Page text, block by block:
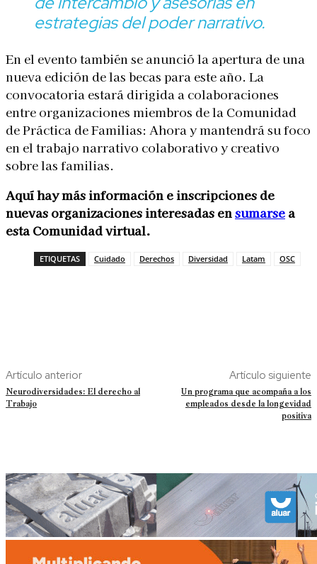
estrategias del poder narrativo.
En el evento también se anunció la apertura de una
nueva edición de las becas para este año. La
convocatoria estará dirigida a colaboraciones
entre organizaciones miembros de la Comunidad
de Práctica de Familias: Ahora y mantendrá su foco
en el trabajo narrativo colaborativo y creativo
sobre las familias.
Aquí hay más información e inscripciones de
nuevas organizaciones interesadas ensumarse a
esta Comunidad virtual.
ETIQUETAS Cuidado Derechos Diversidad Latam OSC
Artículo anterior
Neurodiversidades: El derecho al
Trabajo
Artículo siguiente
Un programa que acompaña a los
empleados desde la longevidad
positiva